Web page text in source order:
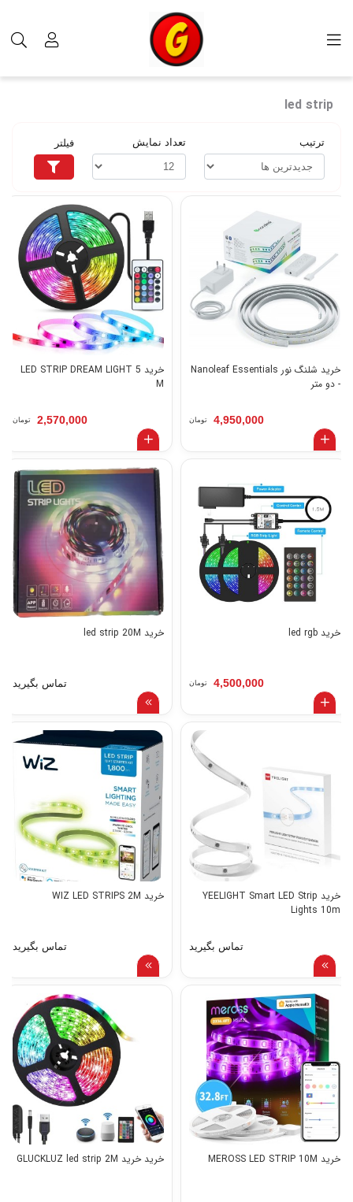
led strip
ترتیب تعداد نمایش فیلتر
خرید شلنگ نور Nanoleaf Essentials
- دو متر
4,950,000 تومان
خرید LED STRIP DREAM LIGHT 5
M
2,570,000 تومان
خرید led rgb
4,500,000 تومان
خرید led strip 20M
تماس بگیرید
خرید YEELIGHT Smart LED Strip
Lights 10m
تماس بگیرید
خرید WIZ LED STRIPS 2M
تماس بگیرید
خرید MEROSS LED STRIP 10M خرید خرید GLUCKLUZ led strip 2M